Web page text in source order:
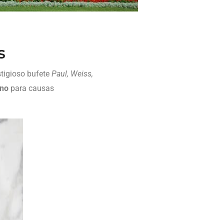
bufetePaul, Weiss,
para causas